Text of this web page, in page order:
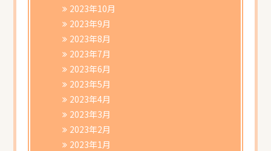
2023年10月
2023年9月
2023年8月
2023年7月
2023年6月
2023年5月
2023年4月
2023年3月
2023年2月
2023年1月